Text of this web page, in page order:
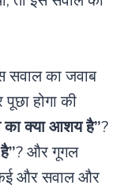
सवाल का जवाब
होगा की
का क्या आशय है”?
? और गूगल
और सवाल और